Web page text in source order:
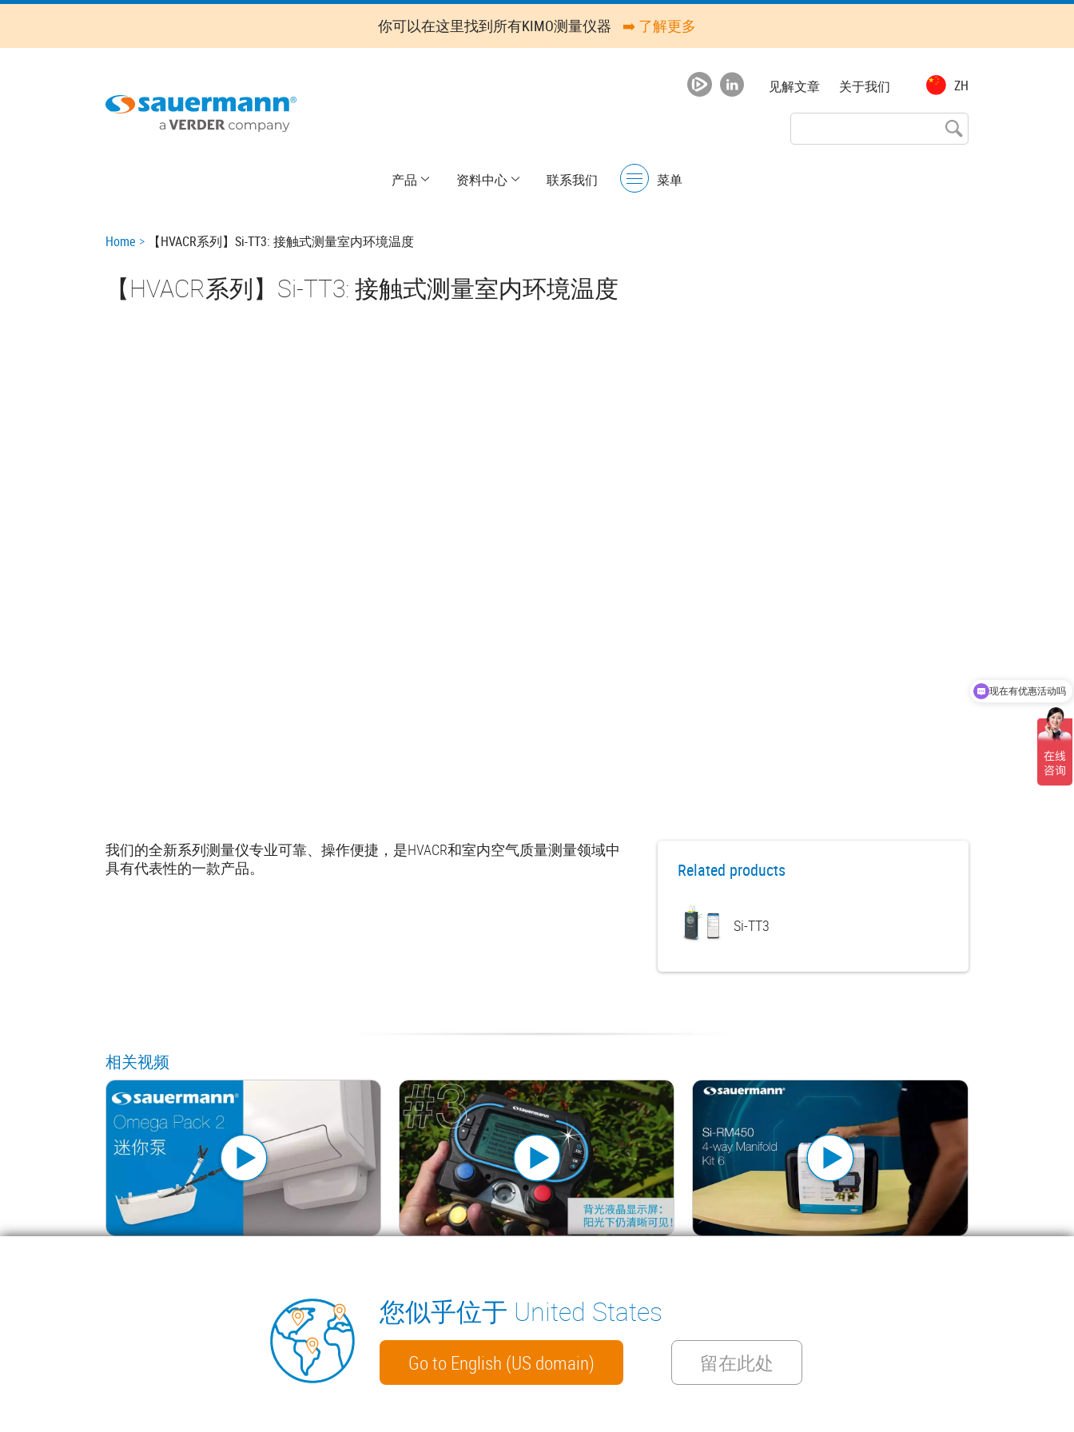
Skip
main
你可以在这里找到所有KIMO测量仪器 ➡️ 了解更多
ZH
Top
见解文章 关于我们
产品 资料中心
联系我们
Menu
菜单
Breadcrumb
Home 【HVACR系列】Si-TT3: 接触式测量室内环境温度
【HVACR系列】Si-TT3: 接触式测量室内环境温度
我们的全新系列测量仪专业可靠、操作便捷，是HVACR和室内空气质量测量领域中
具有代表性的一款产品。
Related products
Si-TT3
相关视频
Footer
空调冷凝水排水泵
环境测量仪器
技术手册
联系我们
见解
WECHAT
您似乎位于 United States
Go to English (US domain) 留在此处
现在有优惠活动吗